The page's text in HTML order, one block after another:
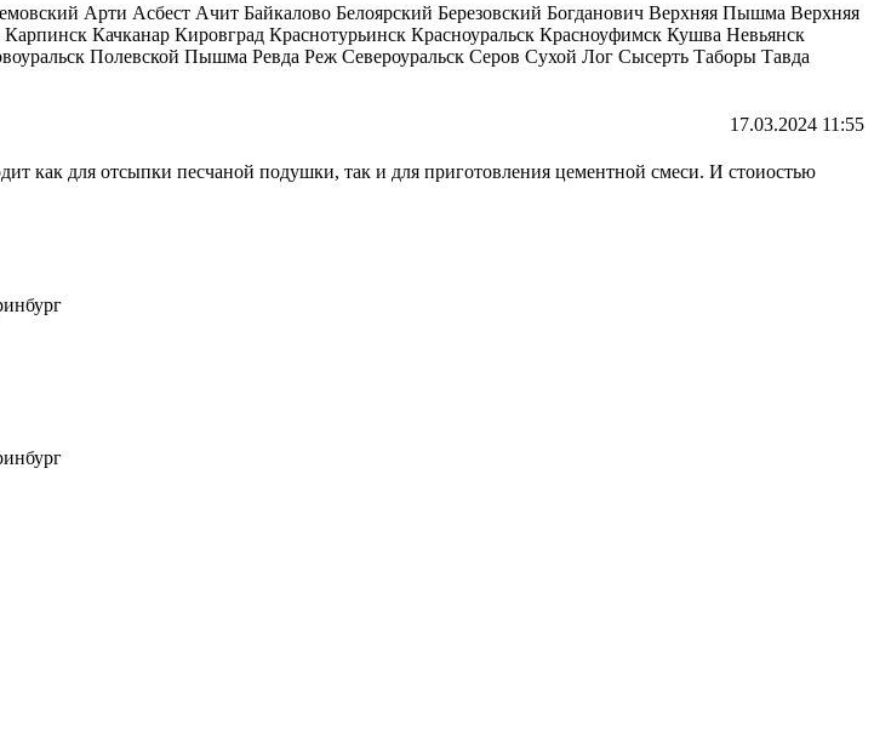
Арти Асбест Ачит Байкалово Белоярский Березовский Богданович Верхняя Пышма Верхняя
Качканар Кировград Краснотурьинск Красноуральск Красноуфимск Кушва Невьянск
Полевской Пышма Ревда Реж Североуральск Серов Сухой Лог Сысерть Таборы Тавда
17.03.2024 11:55
как для отсыпки песчаной подушки, так и для приготовления цементной смеси. И стоиостью